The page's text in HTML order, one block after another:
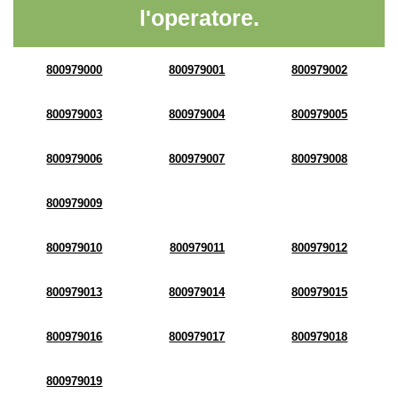
l'operatore.
800979000 800979001 800979002
800979003 800979004 800979005
800979006 800979007 800979008
800979009
800979010 800979011 800979012
800979013 800979014 800979015
800979016 800979017 800979018
800979019